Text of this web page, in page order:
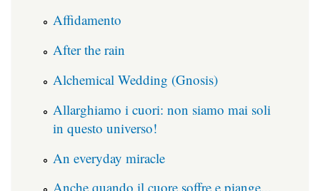
Affidamento
After the rain
Alchemical Wedding (Gnosis)
Allarghiamo i cuori: non siamo mai soli
in questo universo!
An everyday miracle
Anche quando il cuore soffre e piange...